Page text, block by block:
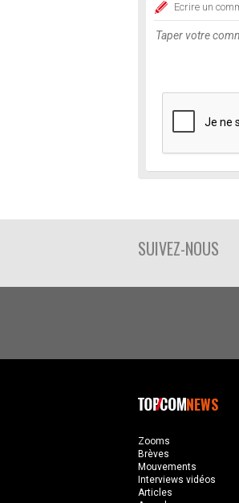
Ecrire un
SUIVEZ-NOUS
NEWS
Zooms
Brèves
Mouvements
Interviews vidéos
Articles